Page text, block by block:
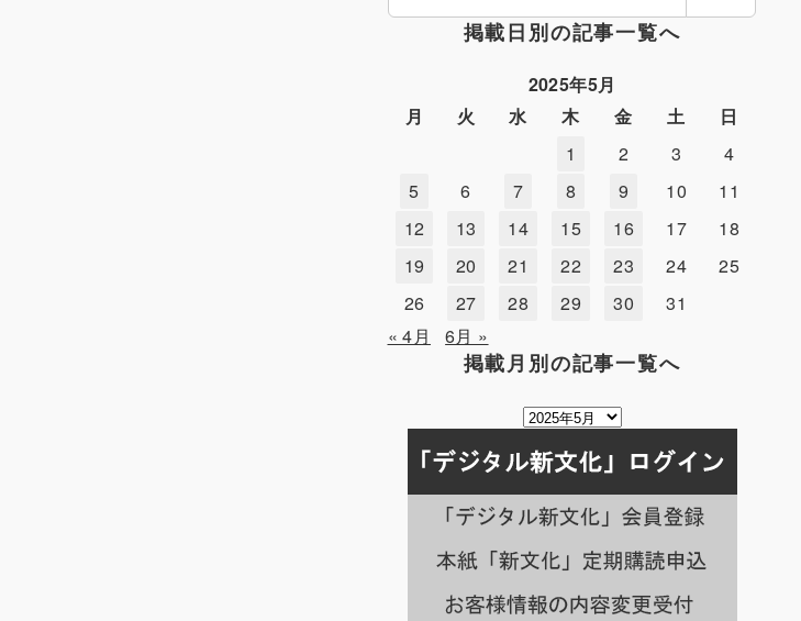
掲載日別の記事一覧へ
2025年5月
月
火 水 木 金 土
日
1
2 3
4
5
6 7 8 9 10
11
12
13 14 15 16 17
18
19
20 21 22 23 24
25
26
27 28 29 30
31
« 4月
6月 »
掲載月別の記事一覧へ
掲
月
別
の
事
一